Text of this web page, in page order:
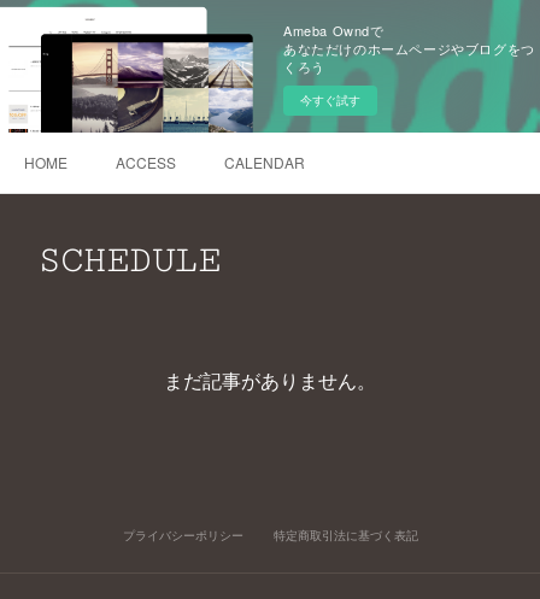
Ameba Owndで
あなただけのホームページやブログをつ
くろう
今すぐ試す
HOME ACCESS CALENDAR
SCHEDULE
まだ記事がありません。
プライバシーポリシー 特定商取引法に基づく表記